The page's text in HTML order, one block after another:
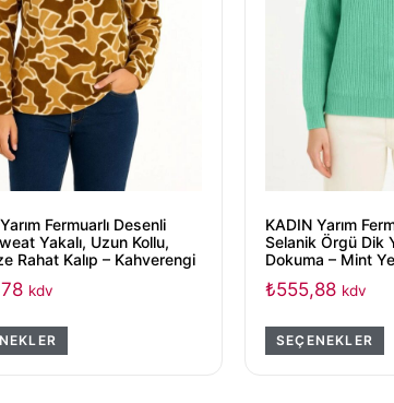
Fermuarlı Desenli
Yakalı, Uzun Kollu,
Rahat Kalıp – Kahverengi
kdv
KADIN Yarım
Selanik Örgü Dik
Dokuma – Mint
₺555,88 kdv
SEÇENEKLER